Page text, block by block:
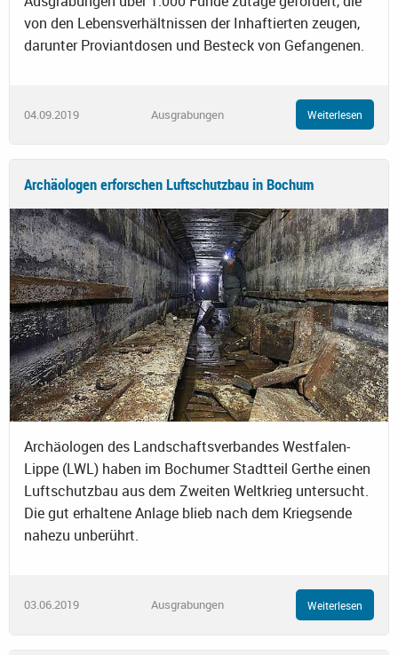
von den Lebensverhältnissen der Inhaftierten zeugen,
darunter Proviantdosen und Besteck von Gefangenen.
04.09.2019 Ausgrabungen Weiterlesen
Archäologen erforschen Luftschutzbau in Bochum
Archäologen des Landschaftsverbandes Westfalen-
Lippe (LWL) haben im Bochumer Stadtteil Gerthe einen
Luftschutzbau aus dem Zweiten Weltkrieg untersucht.
Die gut erhaltene Anlage blieb nach dem Kriegsende
nahezu unberührt.
03.06.2019 Ausgrabungen Weiterlesen